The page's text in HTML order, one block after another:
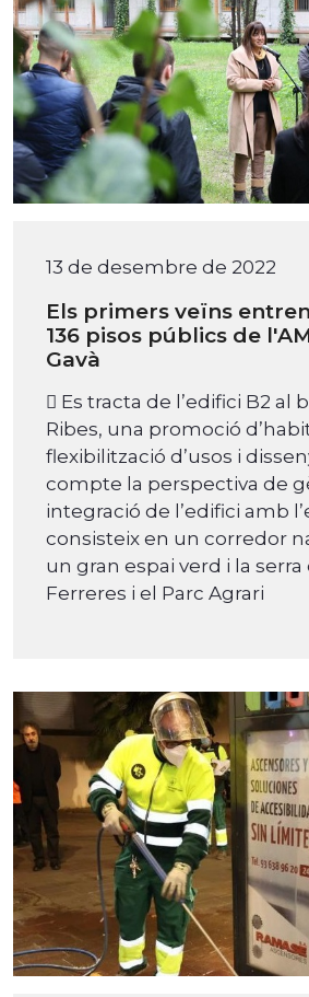
13 de desembre de 2022
Els primers veïns
136 pisos públics de
Gavà
 Es tracta de l’edifici B2 al
Ribes, una promoció
flexibilització d’usos i
compte la perspectiva de
integració de l’edifici amb
consisteix en un corredor
un gran espai verd i la serra
Ferreres i el Parc Agrari